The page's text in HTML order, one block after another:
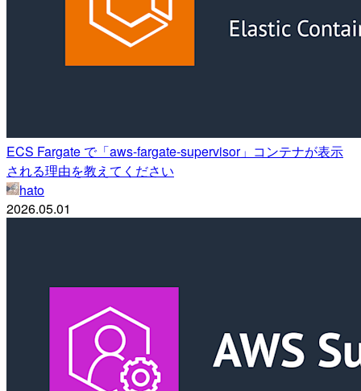
ECS Fargate で「aws-fargate-supervisor」コンテナが表示
される理由を教えてください
hato
2026.05.01